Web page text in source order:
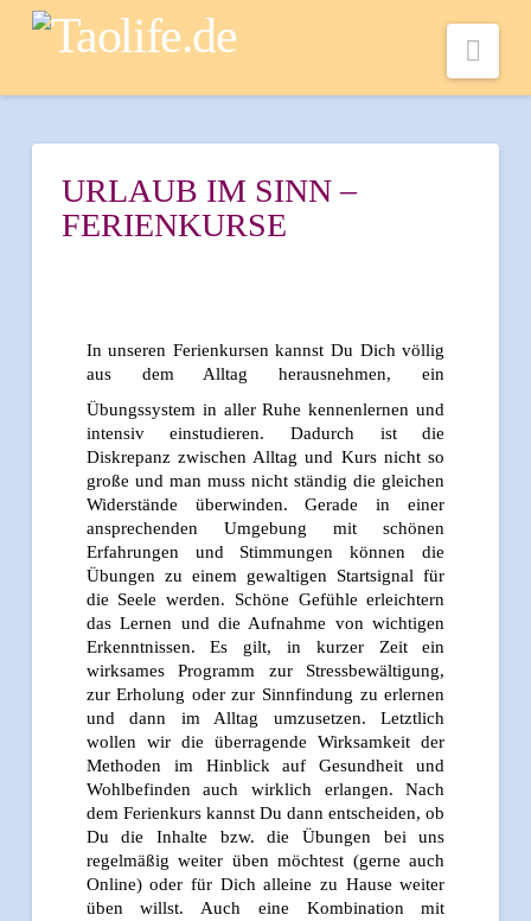
URLAUB IM SINN –
FERIENKURSE
In unseren Ferienkursen kannst Du Dich völlig
aus dem Alltag herausnehmen, ein
Übungssystem in aller Ruhe kennenlernen und
intensiv einstudieren. Dadurch ist die
Diskrepanz zwischen Alltag und Kurs nicht so
große und man muss nicht ständig die gleichen
Widerstände überwinden. Gerade in einer
ansprechenden Umgebung mit schönen
Erfahrungen und Stimmungen können die
Übungen zu einem gewaltigen Startsignal für
die Seele werden. Schöne Gefühle erleichtern
das Lernen und die Aufnahme von wichtigen
Erkenntnissen. Es gilt, in kurzer Zeit ein
wirksames Programm zur Stressbewältigung,
zur Erholung oder zur Sinnfindung zu erlernen
und dann im Alltag umzusetzen. Letztlich
wollen wir die überragende Wirksamkeit der
Methoden im Hinblick auf Gesundheit und
Wohlbefinden auch wirklich erlangen. Nach
dem Ferienkurs kannst Du dann entscheiden, ob
Du die Inhalte bzw. die Übungen bei uns
regelmäßig weiter üben möchtest (gerne auch
Online) oder für Dich alleine zu Hause weiter
üben willst. Auch eine Kombination mit